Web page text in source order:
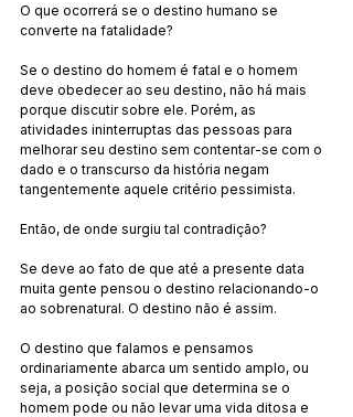
O que ocorrerá se o destino humano se
converte na fatalidade?
Se o destino do homem é fatal e o homem
deve obedecer ao seu destino, não há mais
porque discutir sobre ele. Porém, as
atividades ininterruptas das pessoas para
melhorar seu destino sem contentar-se com o
dado e o transcurso da história negam
tangentemente aquele critério pessimista.
Então, de onde surgiu tal contradição?
Se deve ao fato de que até a presente data
muita gente pensou o destino relacionando-o
ao sobrenatural. O destino não é assim.
O destino que falamos e pensamos
ordinariamente abarca um sentido amplo, ou
seja, a posição social que determina se o
homem pode ou não levar uma vida ditosa e